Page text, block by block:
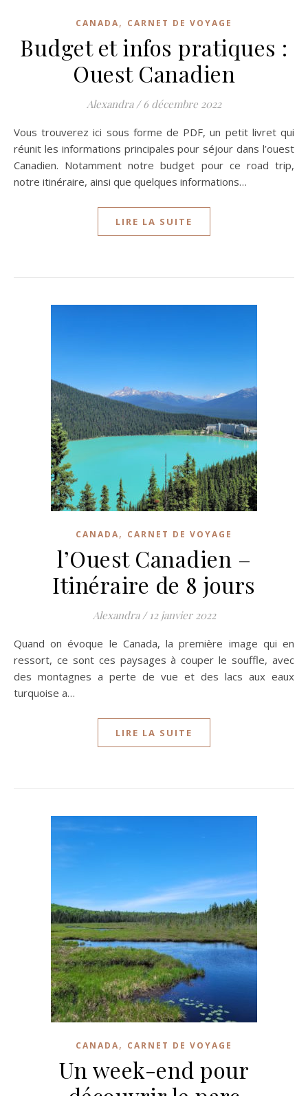
CANADA, CARNET DE VOYAGE
Budget et infos pratiques :
Ouest Canadien
Alexandra / 6 décembre 2022
Vous trouverez ici sous forme de PDF, un petit livret qui
réunit les informations principales pour séjour dans l’ouest
Canadien. Notamment notre budget pour ce road trip,
notre itinéraire, ainsi que quelques informations…
LIRE LA SUITE
CANADA, CARNET DE VOYAGE
l’Ouest Canadien –
Itinéraire de 8 jours
Alexandra / 12 janvier 2022
Quand on évoque le Canada, la première image qui en
ressort, ce sont ces paysages à couper le souffle, avec
des montagnes a perte de vue et des lacs aux eaux
turquoise a…
LIRE LA SUITE
CANADA, CARNET DE VOYAGE
Un week-end pour